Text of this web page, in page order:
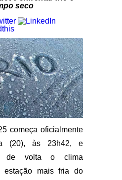
seco
começa oficialmente
(20), às 23h42, e
de volta o clima
estação mais fria do